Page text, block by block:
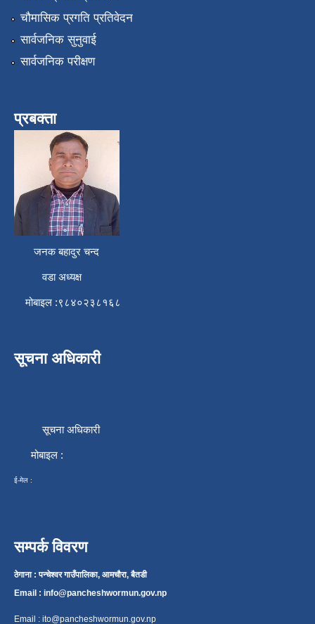
चौमासिक प्रगति प्रतिवेदन
सार्वजनिक सुनुवाई
सार्वजनिक परीक्षण
प्रबक्ता
जनक बहादुर चन्द
वडा अध्यक्ष
मोबाइल :९८४०२३८१६८
सूचना अधिकारी
सूचना अधिकारी
मोबाइल :
ई-मेल :
सम्पर्क विवरण
ठेगाना : पन्चेश्वर गाउँपालिका, आमचौरा, बैतडी
Email : info@pancheshwormun.gov.np
Email : ito@pancheshwormun.gov.np